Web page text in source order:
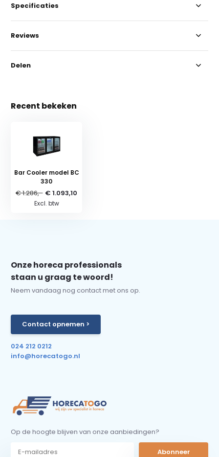
Specificaties
Reviews
Delen
Recent bekeken
Bar Cooler model BC
330
€ 1.286,- € 1.093,10
Excl. btw
Onze horeca professionals
staan u graag te woord!
Neem vandaag nog contact met ons op.
Contact opnemen >
024 212 0212
info@horecatogo.nl
Op de hoogte blijven van onze aanbiedingen?
Abonneer